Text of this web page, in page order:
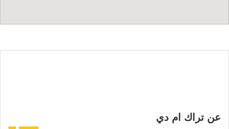
عن تراك ام دي